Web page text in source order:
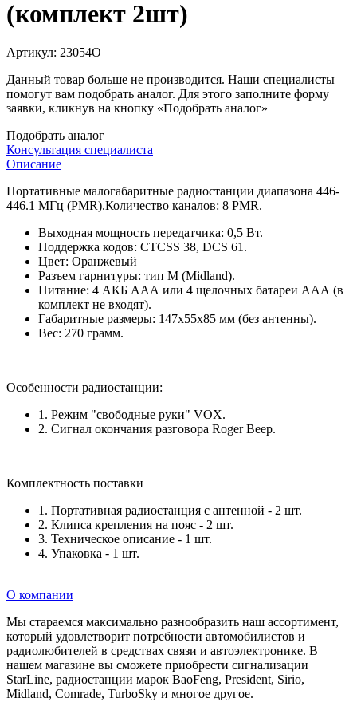
(комплект 2шт)
Артикул: 23054O
Данный товар больше не производится. Наши специалисты
помогут вам подобрать аналог. Для этого заполните форму
заявки, кликнув на кнопку «Подобрать аналог»
Подобрать аналог
Консультация специалиста
Описание
Портативные малогабаритные радиостанции диапазона 446-
446.1 МГц (PMR).Количество каналов: 8 PMR.
Выходная мощность передатчика: 0,5 Вт.
Поддержка кодов: CTCSS 38, DCS 61.
Цвет: Оранжевый
Разъем гарнитуры: тип M (Midland).
Питание: 4 АКБ ААА или 4 щелочных батареи ААА (в
комплект не входят).
Габаритные размеры: 147х55х85 мм (без антенны).
Вес: 270 грамм.
Особенности радиостанции:
1. Режим "свободные руки" VOX.
2. Сигнал окончания разговора Roger Beep.
Комплектность поставки
1. Портативная радиостанция с антенной - 2 шт.
2. Клипса крепления на пояс - 2 шт.
3. Техническое описание - 1 шт.
4. Упаковка - 1 шт.
О компании
Мы стараемся максимально разнообразить наш ассортимент,
который удовлетворит потребности автомобилистов и
радиолюбителей в средствах связи и автоэлектронике. В
нашем магазине вы сможете приобрести сигнализации
StarLine, радиостанции марок BaoFeng, President, Sirio,
Midland, Comrade, TurboSky и многое другое.